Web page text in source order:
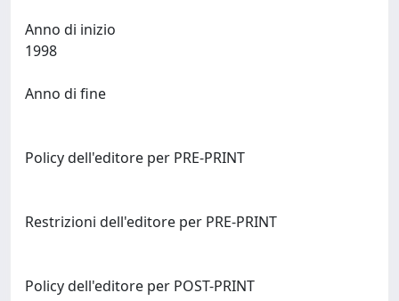
Anno di inizio
Anno di fine
Policy dell'editore per PRE-PRINT
Restrizioni dell'editore per PRE-PRINT
Policy dell'editore per POST-PRINT